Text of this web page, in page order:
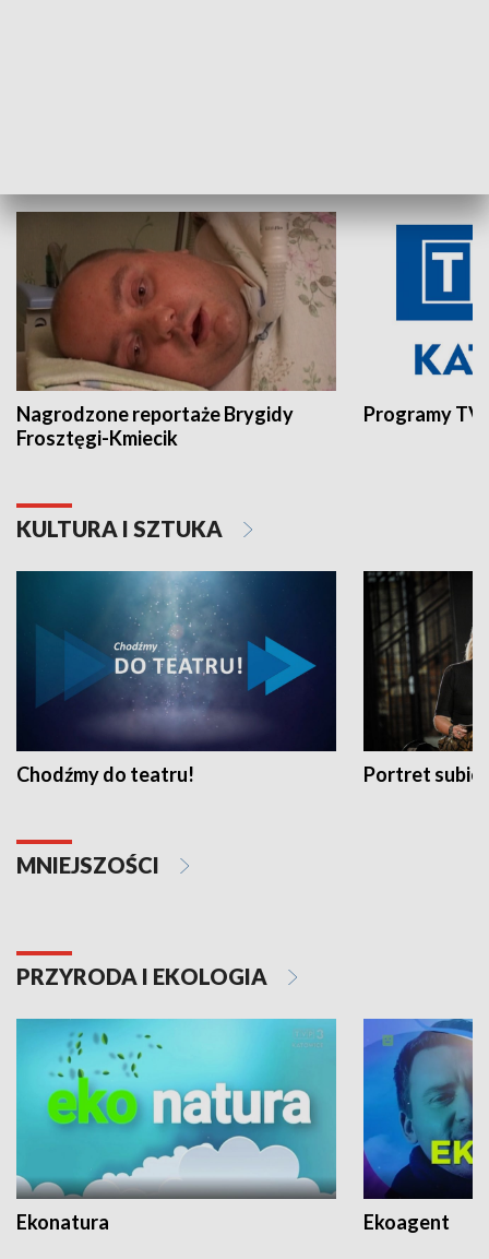
Nagrodzone reportaże Brygidy
Frosztęgi-Kmiecik
Programy
KULTURA I SZTUKA
Chodźmy do teatru! Portret
MNIEJSZOŚCI
PRZYRODA I EKOLOGIA
Ekonatura Ekoagent